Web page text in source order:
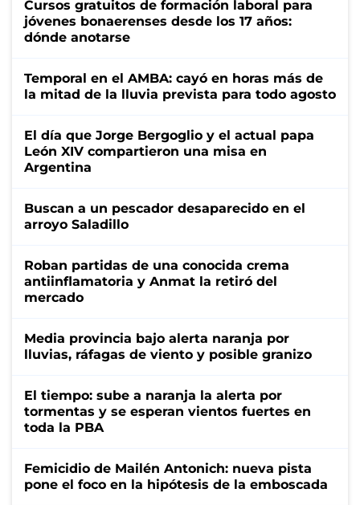
Cursos gratuitos de formación laboral para
jóvenes bonaerenses desde los 17 años:
dónde anotarse
Temporal en el AMBA: cayó en horas más de
la mitad de la lluvia prevista para todo agosto
El día que Jorge Bergoglio y el actual papa
León XIV compartieron una misa en
Argentina
Buscan a un pescador desaparecido en el
arroyo Saladillo
Roban partidas de una conocida crema
antiinflamatoria y Anmat la retiró del
mercado
Media provincia bajo alerta naranja por
lluvias, ráfagas de viento y posible granizo
El tiempo: sube a naranja la alerta por
tormentas y se esperan vientos fuertes en
toda la PBA
Femicidio de Mailén Antonich: nueva pista
pone el foco en la hipótesis de la emboscada